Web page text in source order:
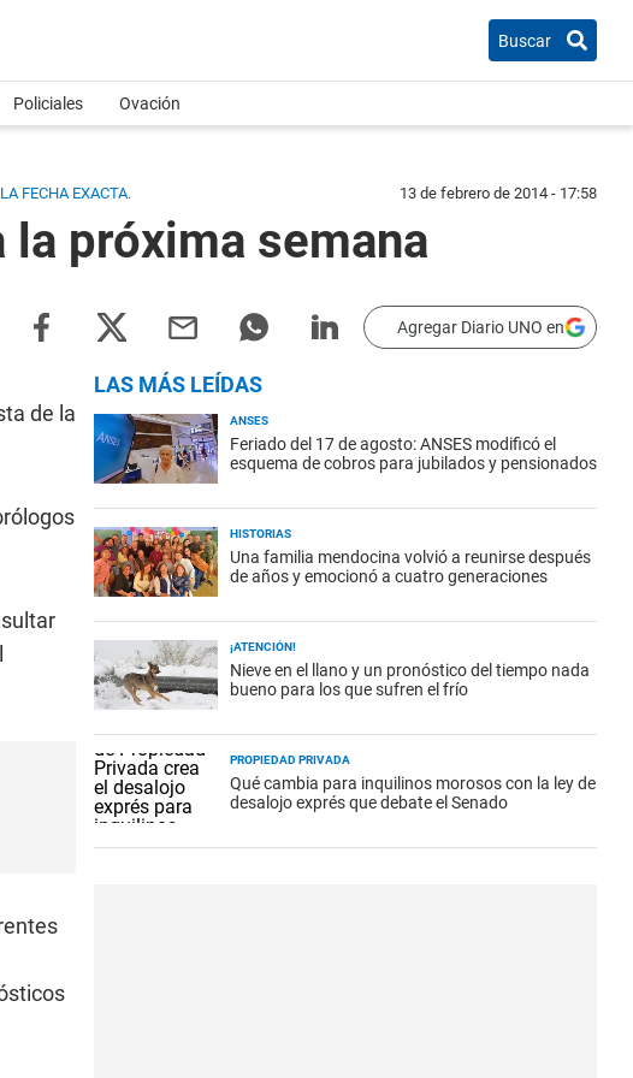
Buscar
Policiales Ovación
FECHA EXACTA. 13 de febrero de 2014 - 17:58
la próxima semana
Agregar Diario UNO en
de la
LAS MÁS LEÍDAS
ANSES
Feriado del 17 de agosto: ANSES modificó el
esquema de cobros para jubilados y pensionados
HISTORIAS
Una familia mendocina volvió a reunirse después
de años y emocionó a cuatro generaciones
¡ATENCIÓN!
Nieve en el llano y un pronóstico del tiempo nada
bueno para los que sufren el frío
PROPIEDAD PRIVADA
Qué cambia para inquilinos morosos con la ley de
desalojo exprés que debate el Senado